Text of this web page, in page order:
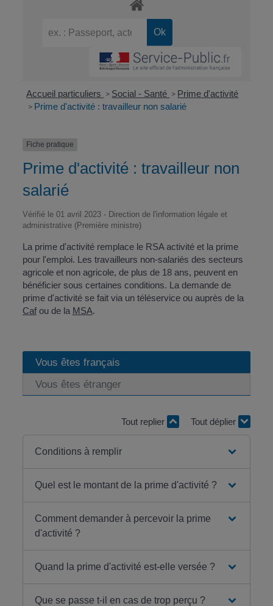
Accueil particuliers > Social - Santé > Prime d'activité
> Prime d'activité : travailleur non salarié
Fiche pratique
Prime d'activité : travailleur non
salarié
Vérifié le 01 avril 2023 - Direction de l'information légale et
administrative (Première ministre)
La prime d'activité remplace le RSA activité et la prime
pour l'emploi. Les travailleurs non-salariés des secteurs
agricole et non agricole, de plus de 18 ans, peuvent en
bénéficier sous certaines conditions. La demande de
prime d'activité se fait via un téléservice ou auprès de la
Cafou de la MSA.
Vous êtes français
Vous êtes étranger
Tout replier Tout déplier
Conditions à remplir
Quel est le montant de la prime d'activité ?
Comment demander à percevoir la prime
d'activité ?
Quand la prime d'activité est-elle versée ?
Que se passe t-il en cas de trop perçu ?